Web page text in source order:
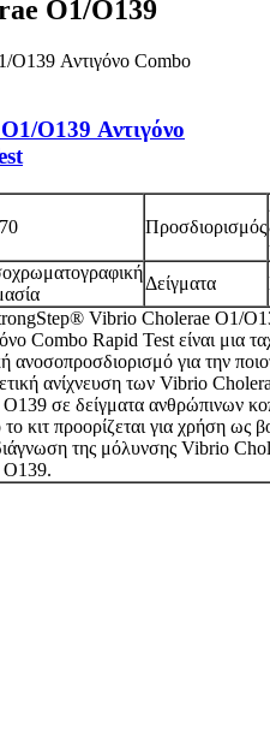
O1/O139
O139 Αντιγόνο
Προσδιορισμός
Δείγματα
Vibrio Cholerae O1/
Combo Rapid Test είναι μια
ανοσοπροσδιορισμό για την
ανίχνευση των Vibrio
O139 σε δείγματα ανθρώπινων
κιτ προορίζεται για χρήση ως
της μόλυνσης Vibrio
O139.